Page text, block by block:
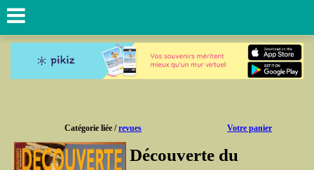
Catégorie liée /revues Votre panier
Découverte du